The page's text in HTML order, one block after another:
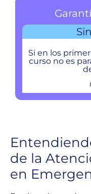
Si en los
curso no es
de la
en